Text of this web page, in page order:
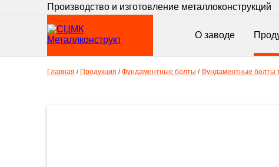
Производство и изготовление металлоконструкций
О заводе
Главная / Продукция / Фундаментные болты / Фундаментные болты